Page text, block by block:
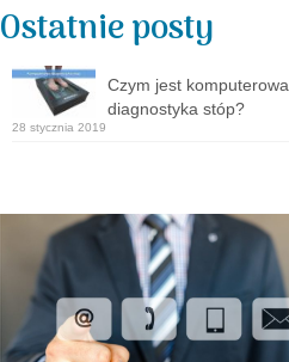
Ostatnie posty
Czym jest komputerowa
diagnostyka stóp?
28 stycznia 2019